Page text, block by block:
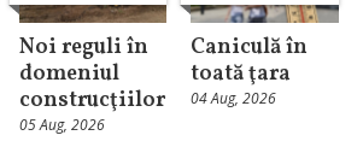
Noi reguli în
domeniul
construcţiilor
05 Aug, 2026
Caniculă în
toată ţara
04 Aug, 2026